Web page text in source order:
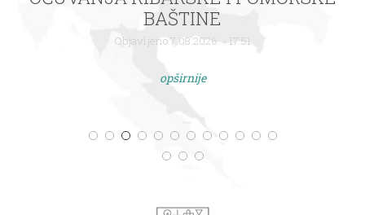
BAŠTINE
Objavljeno 7.08.2026. - 17:51
opširnije